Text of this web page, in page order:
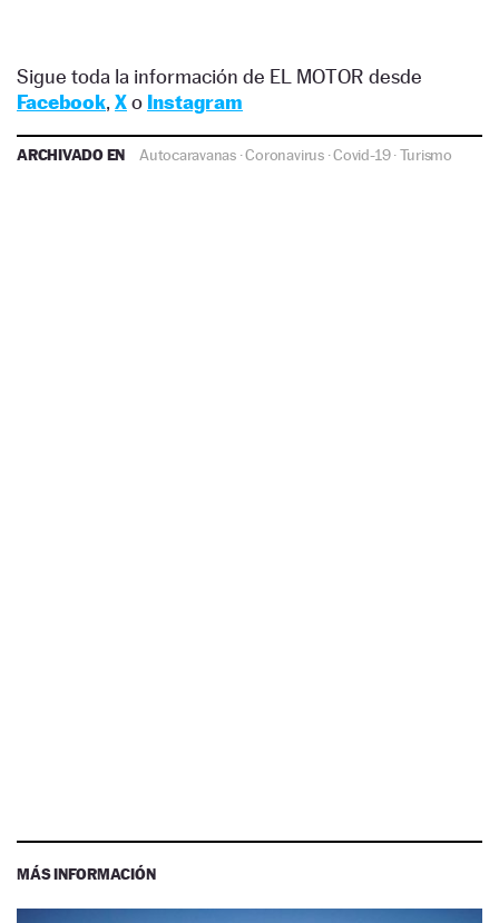
Sigue toda la información de EL MOTOR desde
Facebook, Xo Instagram
ARCHIVADO EN Autocaravanas ·Coronavirus·Covid-19·Turismo
MÁS INFORMACIÓN